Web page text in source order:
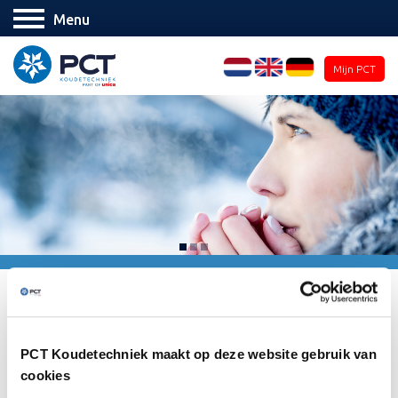
PCT Koudetechniek maakt op deze website gebruik van
cookies
Menu
Mijn PCT
ShareLinkedInFacebook